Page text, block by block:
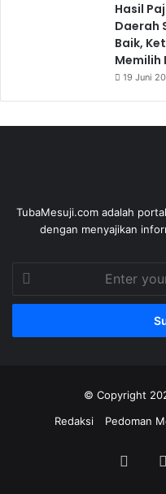
Hasil
Daerah
Baik,
Memilih
19 Juni
TubaMesuji.com adalah
dengan menyajikan
your
Email
© Copyright
Redaksi
Pedoman